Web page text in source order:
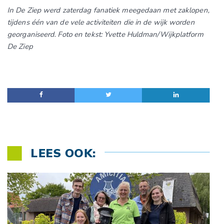
In De Ziep werd zaterdag fanatiek meegedaan met zaklopen,
tijdens één van de vele activiteiten die in de wijk worden
georganiseerd. Foto en tekst: Yvette Huldman/Wijkplatform
De Ziep
LEES OOK: